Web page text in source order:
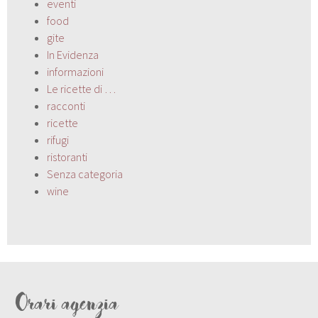
eventi
food
gite
In Evidenza
informazioni
Le ricette di …
racconti
ricette
rifugi
ristoranti
Senza categoria
wine
Orari agenzia